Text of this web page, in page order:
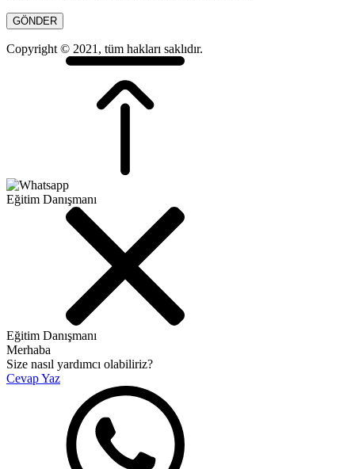
Copyright © 2021, tüm hakları saklıdır.
Eğitim Danışmanı
Eğitim Danışmanı
Merhaba
Size nasıl yardımcı olabiliriz?
Cevap Yaz